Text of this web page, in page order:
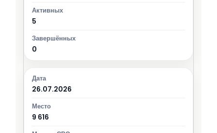
5
0
26.07.2026
9 616